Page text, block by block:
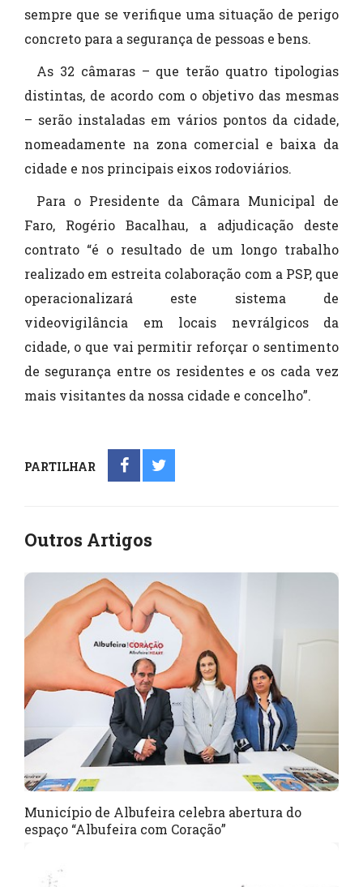
sempre que se verifique uma situação de perigo
concreto para a segurança de pessoas e bens.
As 32 câmaras – que terão quatro tipologias
distintas, de acordo com o objetivo das mesmas
– serão instaladas em vários pontos da cidade,
nomeadamente na zona comercial e baixa da
cidade e nos principais eixos rodoviários.
Para o Presidente da Câmara Municipal de
Faro, Rogério Bacalhau, a adjudicação deste
contrato “é o resultado de um longo trabalho
realizado em estreita colaboração com a PSP, que
operacionalizará este sistema de
videovigilância em locais nevrálgicos da
cidade, o que vai permitir reforçar o sentimento
de segurança entre os residentes e os cada vez
mais visitantes da nossa cidade e concelho”.
PARTILHAR
Outros Artigos
Município de Albufeira celebra abertura do
espaço “Albufeira com Coração”